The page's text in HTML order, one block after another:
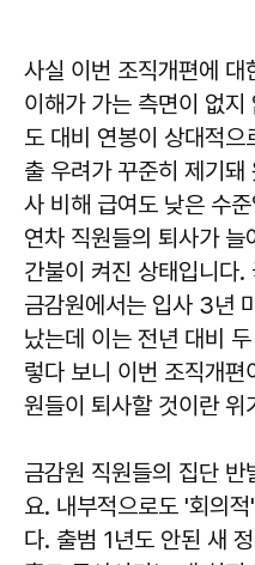
사실 이번 조직개편에
이해가 가는 측면이 없
도 대비 연봉이 상대적
출 우려가 꾸준히 제기
사 비해 급여도 낮은 수
연차 직원들의 퇴사가
간불이 켜진 상태입니다
금감원에서는 입사 3년
났는데 이는 전년 대비
렇다 보니 이번 조직개
원들이 퇴사할 것이란 위
금감원 직원들의 집단
요. 내부적으로도 '회의
다. 출범 1년도 안된 새